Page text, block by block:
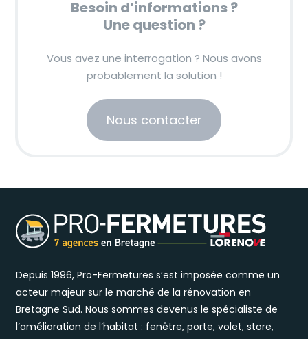
Besoin d’informations ?
Une question ?
Vous avez une interrogation ? Nous avons
probablement la solution !
Nous contacter
Depuis 1996, Pro-Fermetures s’est imposée comme un
acteur majeur sur le marché de la rénovation en
Bretagne Sud. Nous sommes devenus le spécialiste de
l’amélioration de l’habitat : fenêtre, porte, volet, store,